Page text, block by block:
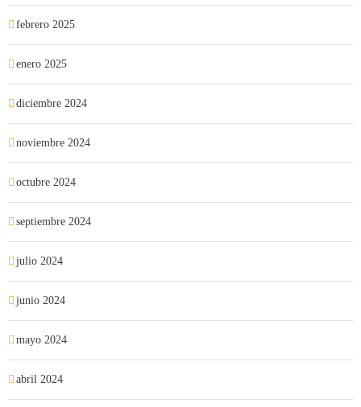
febrero 2025
enero 2025
diciembre 2024
noviembre 2024
octubre 2024
septiembre 2024
julio 2024
junio 2024
mayo 2024
abril 2024